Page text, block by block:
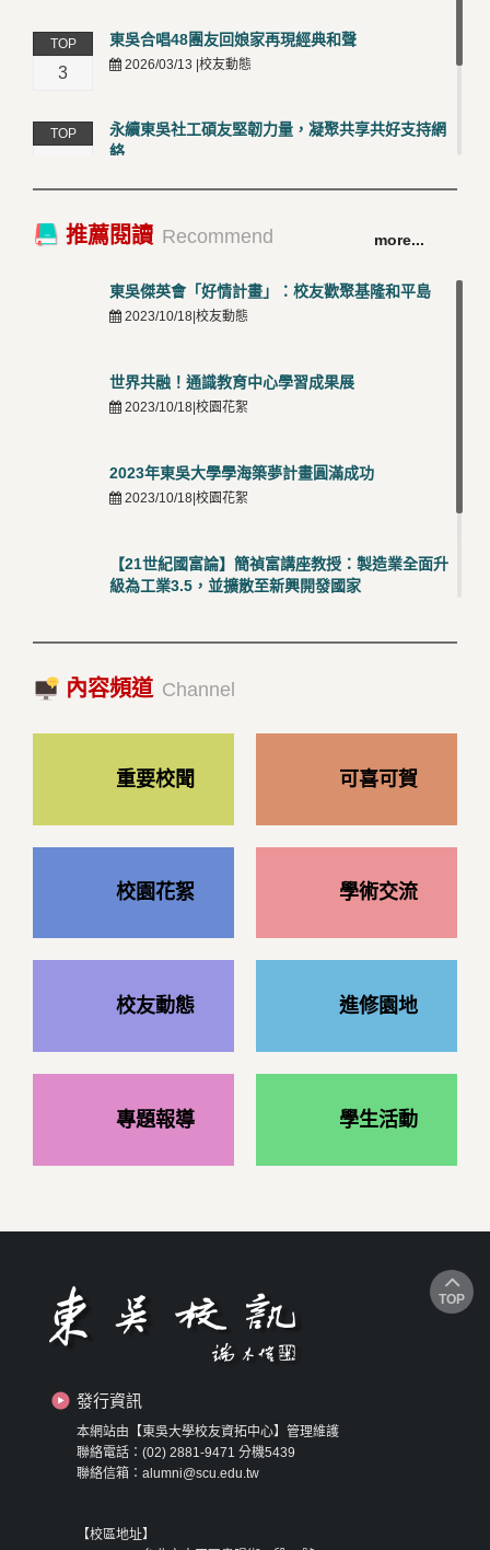
TOP
3
東吳合唱48團友回娘家再現經典和聲
2026/03/13 |校友動態
TOP
永續東吳社工碩友堅韌力量，凝聚共享共好支持網
絡
TOP
卓越永續校園 東吳大學連奪 ISO 14001、45001 及
50001三大國際驗證殊榮
推薦閱讀 Recommend more...
東吳傑英會「好情計畫」：校友歡聚基隆和平島
2023/10/18|校友動態
世界共融！通識教育中心學習成果展
2023/10/18|校園花絮
2023年東吳大學學海築夢計畫圓滿成功
2023/10/18|校園花絮
【21世紀國富論】簡禎富講座教授：製造業全面升
級為工業3.5，並擴散至新興開發國家
2023/10/18|推薦閱讀
內容頻道 Channel
重要校聞 可喜可賀
校園花絮 學術交流
校友動態 進修園地
專題報導 學生活動
發行資訊
本網站由【東吳大學校友資拓中心】管理維護
聯絡電話：(02) 2881-9471 分機5439
聯絡信箱：alumni@scu.edu.tw
【校區地址】
TOP